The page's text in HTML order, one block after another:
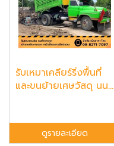
รับเหมาเคลียร์ริ่งพื้นที่
และขนย้ายเศษวัสดุ นน...
ดูรายละเอียด